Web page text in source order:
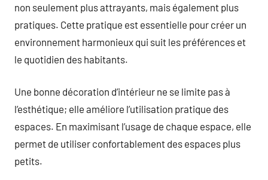
non seulement plus attrayants, mais également plus
pratiques. Cette pratique est essentielle pour créer un
environnement harmonieux qui suit les préférences et
le quotidien des habitants.
Une bonne décoration d’intérieur ne se limite pas à
l’esthétique; elle améliore l’utilisation pratique des
espaces. En maximisant l’usage de chaque espace, elle
permet de utiliser confortablement des espaces plus
petits.